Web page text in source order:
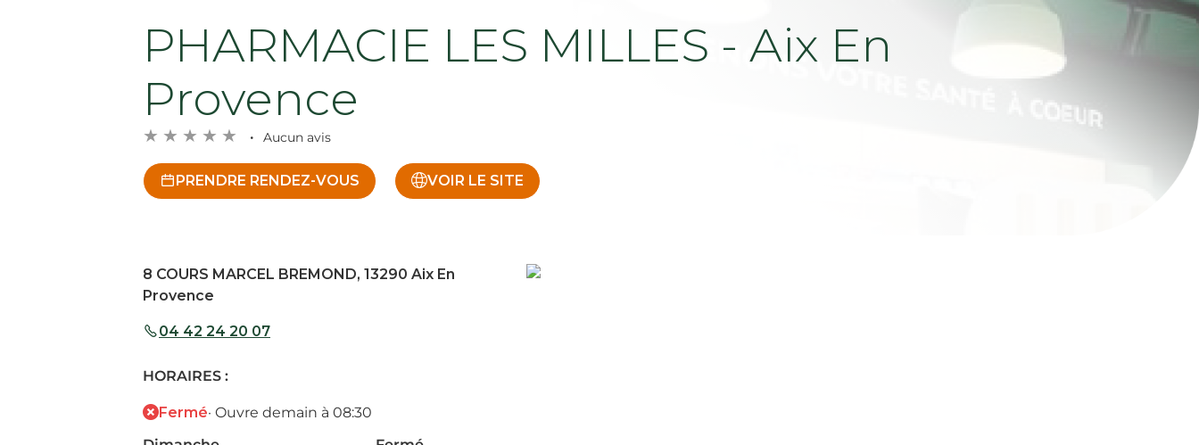
PHARMACIE LES MILLES - Aix En
Provence
Aucun avis
PRENDRE RENDEZ-VOUS VOIR LE SITE
8 COURS MARCEL BREMOND, 13290 Aix En
Provence
04 42 24 20 07
HORAIRES :
Fermé· Ouvre demain à 08:30